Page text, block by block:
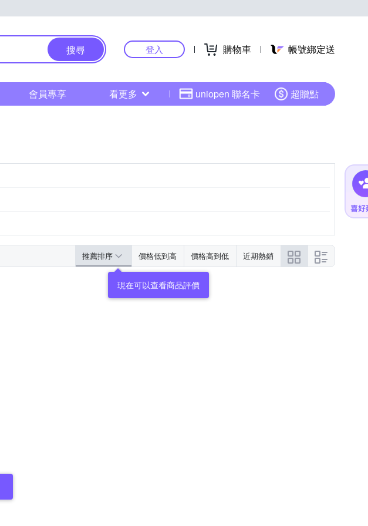
搜尋 登入 購物車 帳號綁定送
會員專享 看更多 uniopen 聯名卡 超贈點
推薦排序 價格低到高 價格高到低 近期熱銷
現在可以查看商品評價